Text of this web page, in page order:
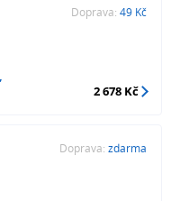
Doprava: 49 Kč
2 678 Kč
Doprava: zdarma